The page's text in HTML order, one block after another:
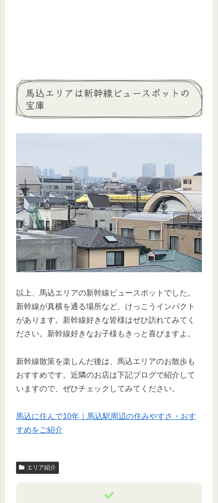
馬込エリアは新幹線ビュースポットの
宝庫
以上、馬込エリアの新幹線ビュースポットでした。
新幹線が真横を通る場所など、けっこうインパクト
があります。新幹線好きな皆様はぜひ訪れてみてく
ださい。新幹線好きなお子様もきっと喜びますよ。
新幹線散策を楽しんだ後は、馬込エリアのお散歩も
おすすめです。近隣のお店は下記ブログで紹介して
いますので、ぜひチェックしてみてください。
馬込に住んで10年｜馬込駅周辺の住みやすさ・おす
すめをご紹介
エリア紹介